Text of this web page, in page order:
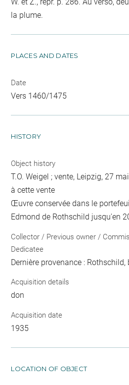
la plume.
PLACES AND DATES
Date
Vers 1460/1475
HISTORY
Object history
T.O. Weigel ; vente, Leipzig, 27
à cette vente
Œuvre conservée dans le
Edmond de Rothschild jusqu'en
Collector / Previous owner /
Dedicatee
Dernière provenance :
Acquisition details
don
Acquisition date
1935
LOCATION OF OBJECT